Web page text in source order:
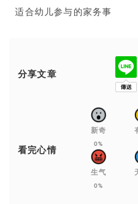
适合幼儿参与的家务事
分享文章
看完心情
新奇
0%
生气
0%